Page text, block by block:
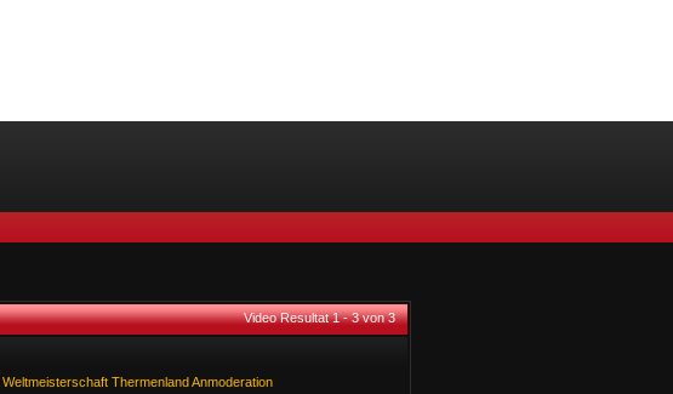
Video Resultat 1 - 3 von 3
Weltmeisterschaft Thermenland Anmoderation